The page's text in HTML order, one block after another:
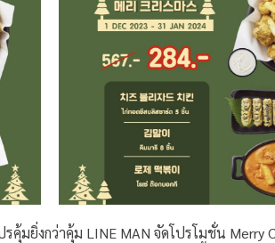
รคุ้มยิ่งกว่าคุ้ม LINE MAN จัดโปรโมชั่น Merry